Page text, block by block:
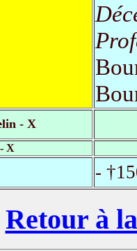
- X
X
-
Retour à